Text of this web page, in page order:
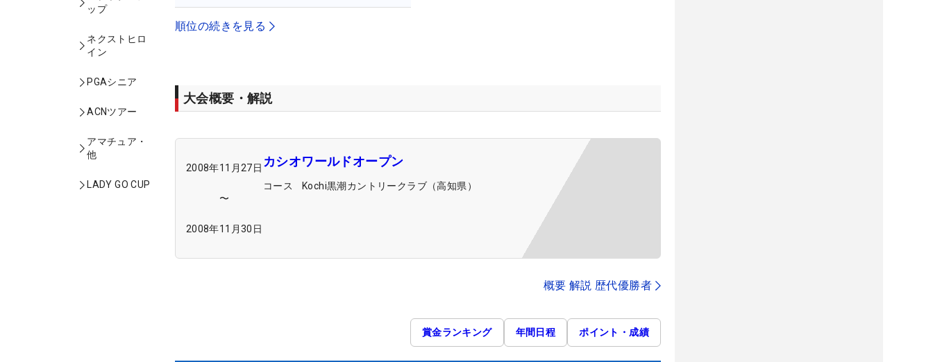
ップ
ネクストヒロ
イン
PGAシニア
ACNツアー
アマチュア・
他
LADY GO CUP
順位の続きを見る
大会概要・解説
2008年11月27日
〜
2008年11月30日
カシオワールドオープン
コース Kochi黒潮カントリークラブ（高知県）
概要 解説 歴代優勝者
賞金ランキング 年間日程 ポイント・成績